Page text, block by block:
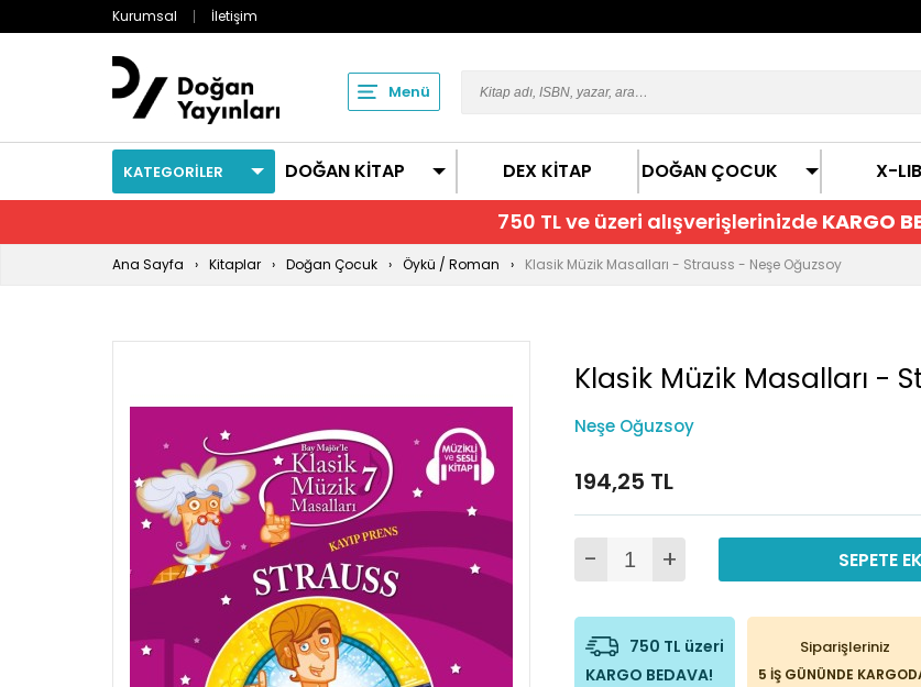
Kurumsal İletişim
Menü
KATEGORİLER DOĞAN KİTAP DEX KİTAP DOĞAN ÇOCUK X-
750 TL ve üzeri alışverişlerinizde KARGO
Ana Sayfa Kitaplar Doğan Çocuk Öykü / Roman Klasik Müzik Masalları - Strauss - Neşe Oğuzsoy
Klasik Müzik Masalları -
Neşe Oğuzsoy
194,25 TL
- + SEPETE
750 TL üzeri
KARGO BEDAVA!
Siparişleriniz
5 İŞ GÜNÜNDE